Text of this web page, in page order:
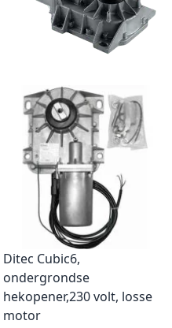
Ditec Cubic6,
ondergrondse
hekopener,230 volt, losse
motor